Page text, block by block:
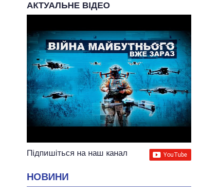
АКТУАЛЬНЕ ВІДЕО
Підпишіться на наш канал
НОВИНИ